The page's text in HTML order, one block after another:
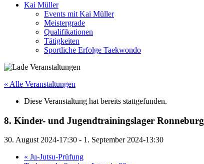
Kai Müller
Events mit Kai Müller
Meistergrade
Qualifikationen
Tätigkeiten
Sportliche Erfolge Taekwondo
« Alle Veranstaltungen
Diese Veranstaltung hat bereits stattgefunden.
8. Kinder- und Jugendtrainingslager Ronneburg
30. August 2024-17:30 - 1. September 2024-13:30
« Ju-Jutsu-Prüfung